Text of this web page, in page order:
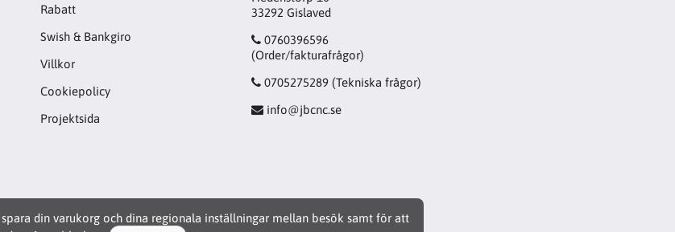
din varukorg och dina regionala inställningar mellan besök samt för att
Rabatt
Swish & Bankgiro
Villkor
Cookiepolicy
Projektsida
33292 Gislaved
0760396596
(Order/fakturafrågor)
0705275289 (Tekniska frågor)
info@jbcnc.se